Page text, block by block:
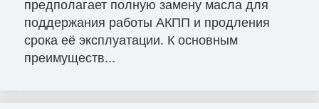
предполагает полную замену масла для
поддержания работы АКПП и продления
срока её эксплуатации. К основным
преимуществ...